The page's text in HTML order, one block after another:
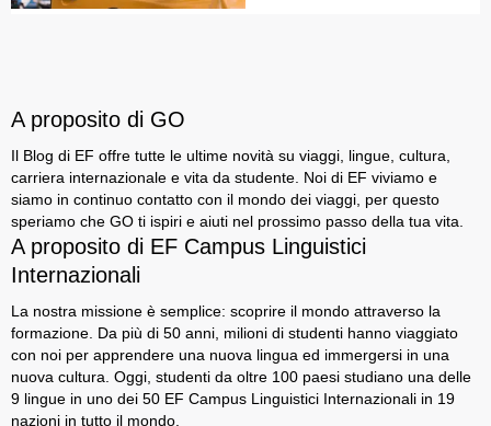
A proposito di GO
Il Blog di EF offre tutte le ultime novità su viaggi, lingue, cultura,
carriera internazionale e vita da studente. Noi di EF viviamo e
siamo in continuo contatto con il mondo dei viaggi, per questo
speriamo che GO ti ispiri e aiuti nel prossimo passo della tua vita.
A proposito di EF Campus Linguistici
Internazionali
La nostra missione è semplice: scoprire il mondo attraverso la
formazione. Da più di 50 anni, milioni di studenti hanno viaggiato
con noi per apprendere una nuova lingua ed immergersi in una
nuova cultura. Oggi, studenti da oltre 100 paesi studiano una delle
9 lingue in uno dei 50 EF Campus Linguistici Internazionali in 19
nazioni in tutto il mondo.